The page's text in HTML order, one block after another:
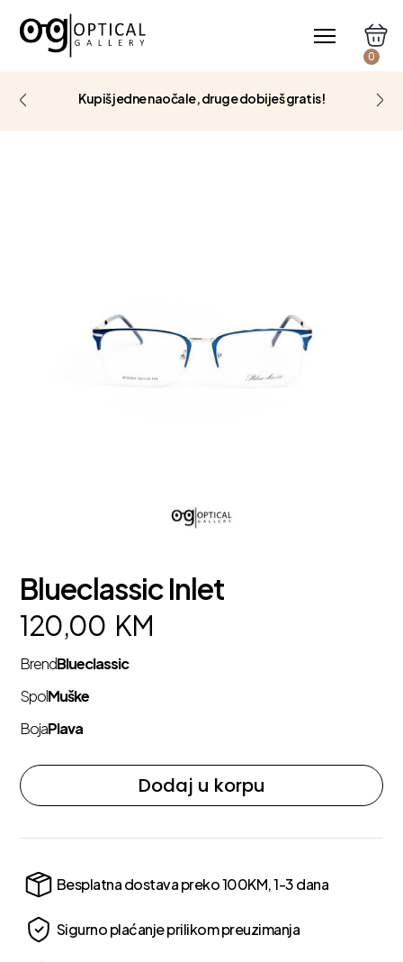
0
Kupiš jedne naočale, druge dobiješ gratis!
Blueclassic Inlet
120,00 KM
BrendBlueclassic
SpolMuške
BojaPlava
Dodaj u korpu
Besplatna dostava preko 100KM, 1-3 dana
Sigurno plaćanje prilikom preuzimanja